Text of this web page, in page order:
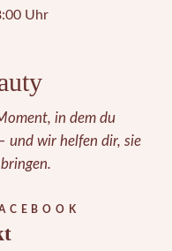
Uhr
in dem du
und wir helfen dir, sie